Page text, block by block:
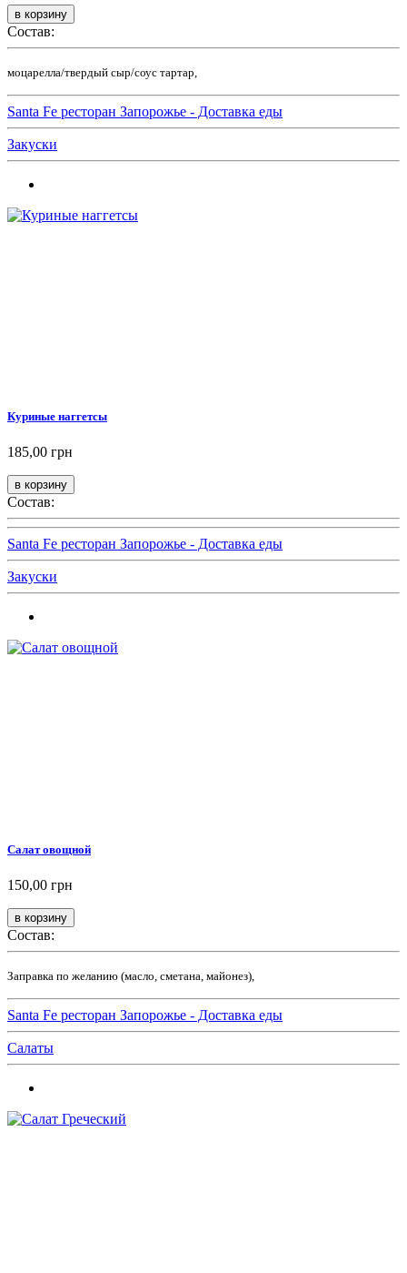
Состав:
моцарелла/твердый сыр/соус тартар,
Santa Fe ресторан Запорожье - Доставка еды
Закуски
Куриные наггетсы
185,00 грн
Состав:
Santa Fe ресторан Запорожье - Доставка еды
Закуски
Салат овощной
150,00 грн
Состав:
Заправка по желанию (масло, сметана, майонез),
Santa Fe ресторан Запорожье - Доставка еды
Салаты